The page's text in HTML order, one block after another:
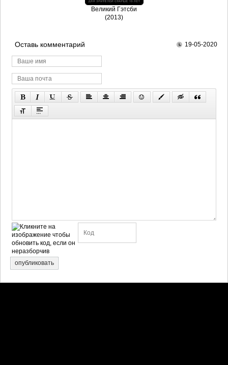
Великий Гэтсби
(2013)
Оставь комментарий 19-05-2020
опубликовать